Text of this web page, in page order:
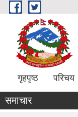
Skip to main content
गृहपृष्ठ परिचय
समाचार